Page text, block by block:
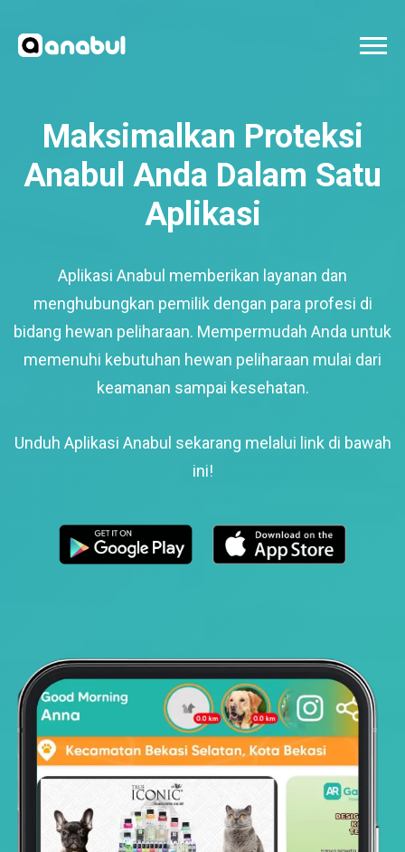
Maksimalkan Proteksi
Anabul Anda Dalam Satu
Aplikasi
Aplikasi Anabul memberikan layanan dan
menghubungkan pemilik dengan para profesi di
bidang hewan peliharaan. Mempermudah Anda untuk
memenuhi kebutuhan hewan peliharaan mulai dari
keamanan sampai kesehatan.
Unduh Aplikasi Anabul sekarang melalui link di bawah
ini!